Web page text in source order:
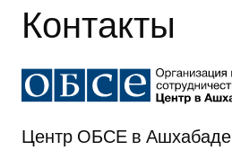
Контакты
Центр ОБСЕ в Ашхабаде